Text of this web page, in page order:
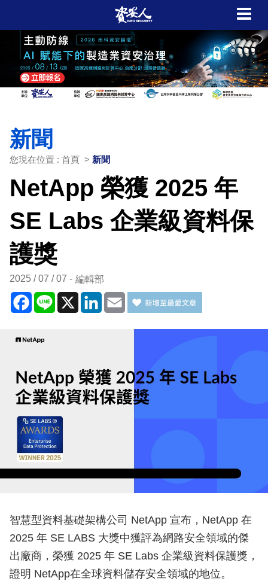
新聞
您現在位置 : 首頁 > 新聞
NetApp 榮獲 2025 年
SE Labs 企業級資料保
護獎
2025 / 07 / 07 編輯部
Facebook
Line X LinkedIn
Email
智慧型資料基礎架構公司 NetApp 宣布，NetApp 在
2025 年 SE LABS 大獎中獲評為網路安全領域的傑
出廠商，榮獲 2025 年 SE Labs 企業級資料保護獎，
證明 NetApp在全球資料儲存安全領域的地位。